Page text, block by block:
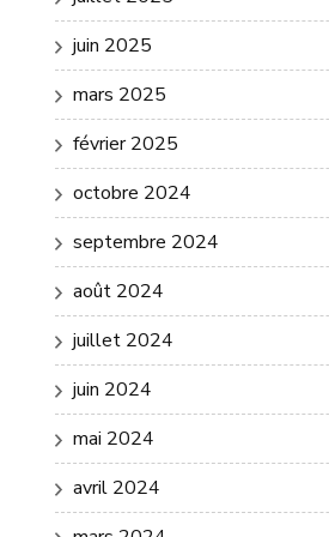
juin 2025
mars 2025
février 2025
octobre 2024
septembre 2024
août 2024
juillet 2024
juin 2024
mai 2024
avril 2024